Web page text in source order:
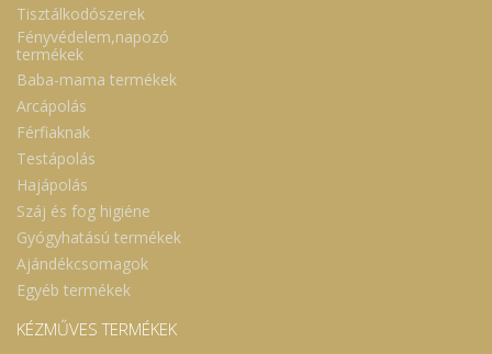
Tisztálkodószerek
Fényvédelem,napozó
termékek
Baba-mama termékek
Arcápolás
Férfiaknak
Testápolás
Hajápolás
Száj és fog higiéne
Gyógyhatású termékek
Ajándékcsomagok
Egyéb termékek
KÉZMŰVES TERMÉKEK